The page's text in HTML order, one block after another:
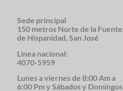
Sede principal
150 metros Norte de la Fuente
de Hispanidad, San José
Linea nacional:
4070-5959
Lunes a viernes de 8:00 Am a
6:00 Pm y Sábados y Domingos